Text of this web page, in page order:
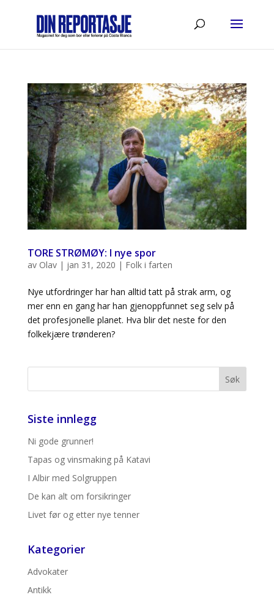
TORE STRØMØY: I nye spor
av Olav| jan 31, 2020 | Folk i farten
Nye utfordringer har han alltid tatt på strak arm, og
mer enn en gang har han gjenoppfunnet seg selv på
det profesjonelle planet. Hva blir det neste for den
folkekjære trønderen?
Siste innlegg
Ni gode grunner!
Tapas og vinsmaking på Katavi
I Albir med Solgruppen
De kan alt om forsikringer
Livet før og etter nye tenner
Kategorier
Advokater
Antikk